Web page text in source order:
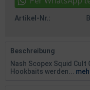
Artikel-Nr.:
Beschreibung
Nash Scopex Squid
Hookbaits werden...